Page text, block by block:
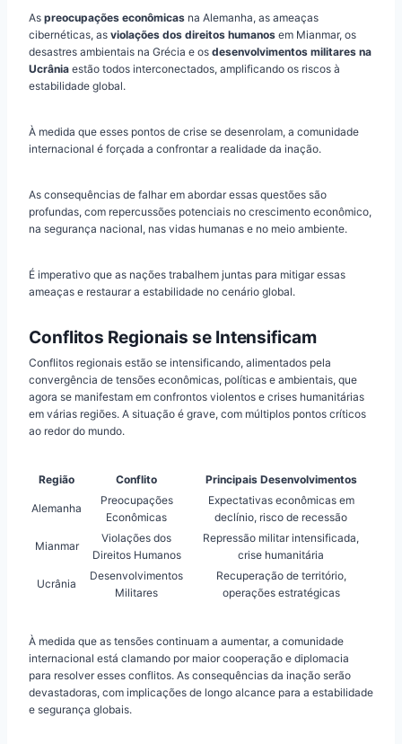
As preocupações econômicas na Alemanha, as ameaças
cibernéticas, as violações dos direitos humanos em Mianmar, os
desastres ambientais na Grécia e os desenvolvimentos militares na
Ucrânia estão todos interconectados, amplificando os riscos à
estabilidade global.
À medida que esses pontos de crise se desenrolam, a comunidade
internacional é forçada a confrontar a realidade da inação.
As consequências de falhar em abordar essas questões são
profundas, com repercussões potenciais no crescimento econômico,
na segurança nacional, nas vidas humanas e no meio ambiente.
É imperativo que as nações trabalhem juntas para mitigar essas
ameaças e restaurar a estabilidade no cenário global.
Conflitos Regionais se Intensificam
Conflitos regionais estão se intensificando, alimentados pela
convergência de tensões econômicas, políticas e ambientais, que
agora se manifestam em confrontos violentos e crises humanitárias
em várias regiões. A situação é grave, com múltiplos pontos críticos
ao redor do mundo.
Região Conflito Principais Desenvolvimentos
Alemanha
Preocupações
Econômicas
Expectativas econômicas em
declínio, risco de recessão
Mianmar
Violações dos
Direitos Humanos
Repressão militar intensificada,
crise humanitária
Ucrânia
Desenvolvimentos
Militares
Recuperação de território,
operações estratégicas
À medida que as tensões continuam a aumentar, a comunidade
internacional está clamando por maior cooperação e diplomacia
para resolver esses conflitos. As consequências da inação serão
devastadoras, com implicações de longo alcance para a estabilidade
e segurança globais.